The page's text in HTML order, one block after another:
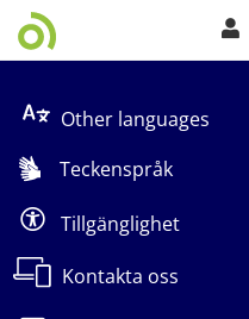
Other languages
Teckenspråk
Tillgänglighet
Kontakta oss